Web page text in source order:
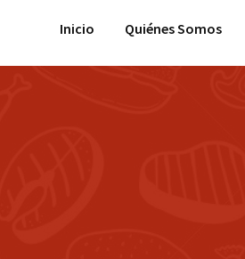
Inicio Quiénes Somos